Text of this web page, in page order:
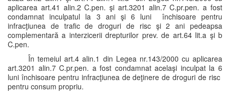
aplicarea art.41 alin.2 C.pen. şi art.3201 alin.7 C.pr.pen. a fost
condamnat inculpatul la 3 ani şi 6 luni închisoare pentru
infracţiunea de trafic de droguri de risc şi 2 ani pedeapsa
complementară a interzicerii drepturilor prev. de art.64 lit.a şi b
C.pen.
În temeiul art.4 alin.1 din Legea nr.143/2000 cu aplicarea
art.3201 alin.7 C.pr.pen. a fost condamnat acelaşi inculpat la 6
luni închisoare pentru infracţiunea de deţinere de droguri de risc
pentru consum propriu.